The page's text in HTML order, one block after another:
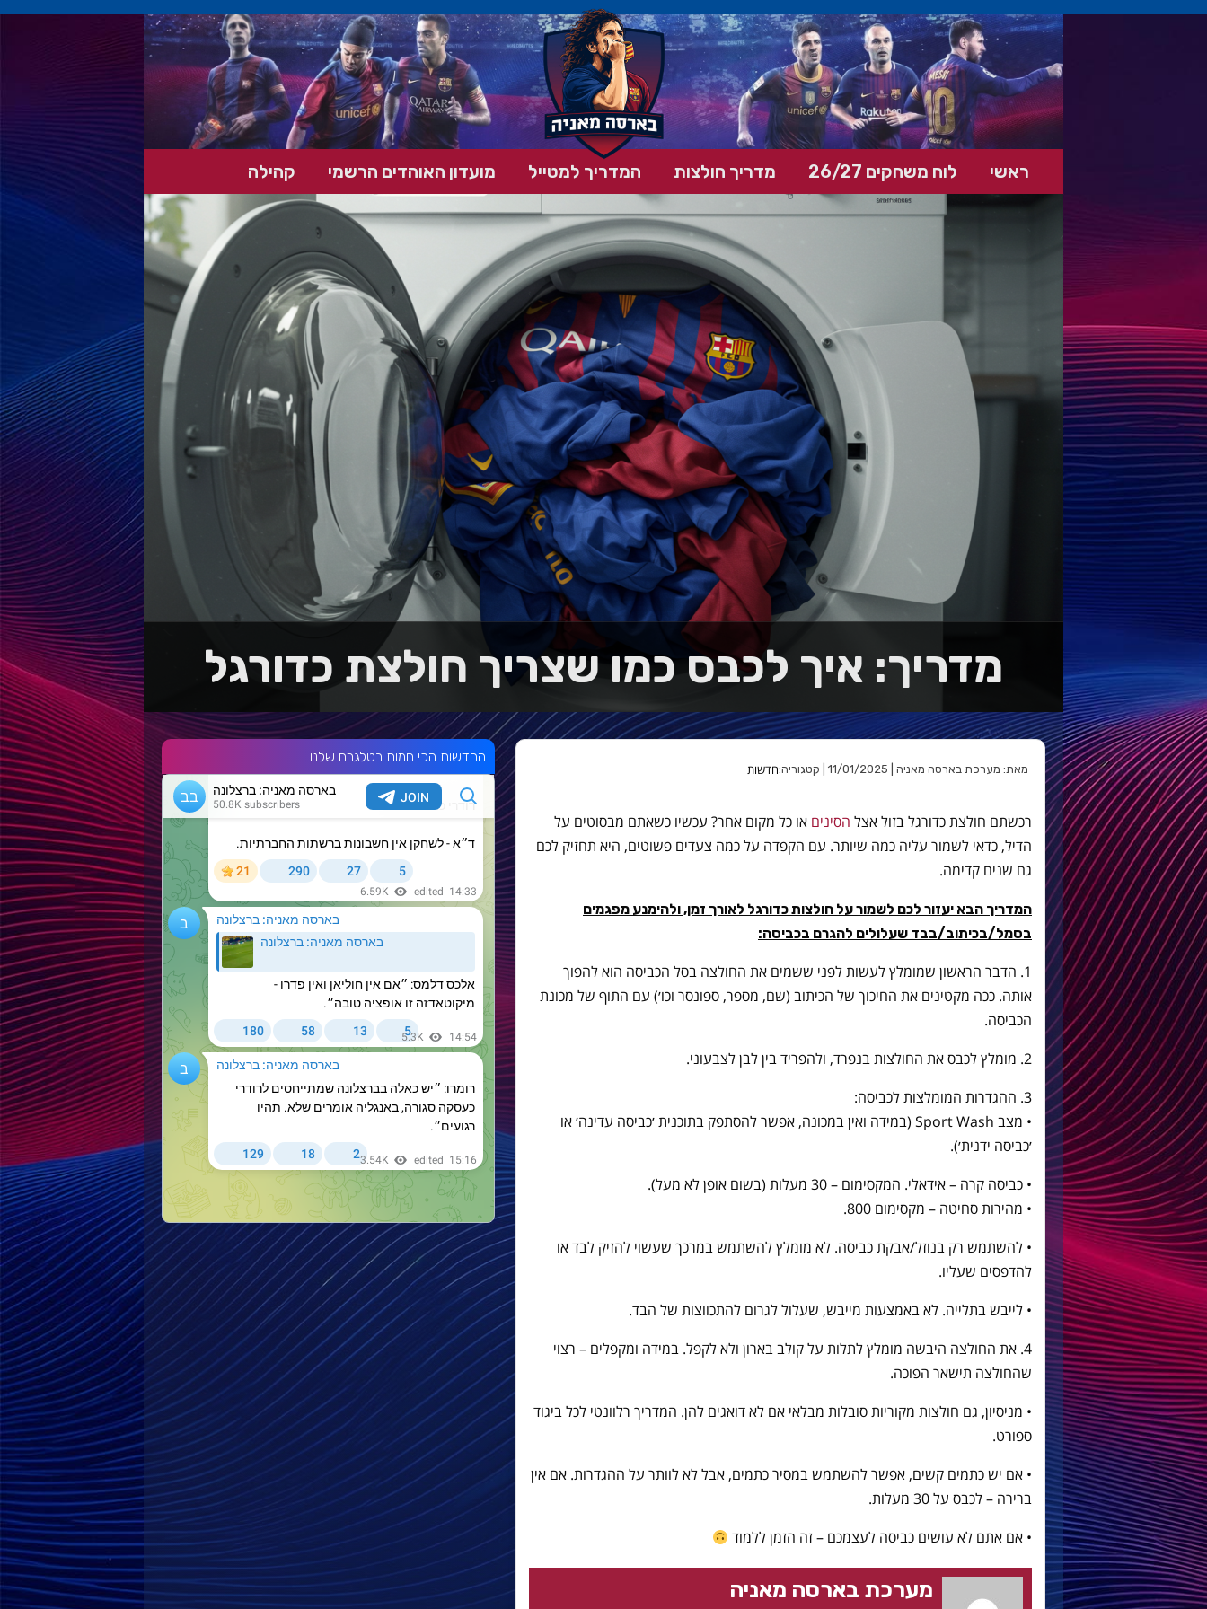
ראשי לוח משחקים 26/27 מדריך חולצות המדריך למטייל מועדון האוהדים הרשמי קהילה
מדריך: איך לכבס כמו שצריך חולצת כדורגל
מאת: מערכת בארסה מאניה | 11/01/2025 | קטגוריה: חדשות
רכשתם חולצת כדורגל בזול אצל הסינים או כל מקום אחר? עכשיו כשאתם מבסוטים על
הדיל, כדאי לשמור עליה כמה שיותר. עם הקפדה על כמה צעדים פשוטים, היא תחזיק לכם
גם שנים קדימה.
המדריך הבא יעזור לכם לשמור על חולצות כדורגל לאורך זמן, ולהימנע מפגמים
בסמל/בכיתוב/בבד שעלולים להגרם בכביסה:
1. הדבר הראשון שמומלץ לעשות לפני ששמים את החולצה בסל הכביסה הוא להפוך
אותה. ככה מקטינים את החיכוך של הכיתוב (שם, מספר, ספונסר וכו׳) עם התוף של מכונת
הכביסה.
2. מומלץ לכבס את החולצות בנפרד, ולהפריד בין לבן לצבעוני.
3. ההגדרות המומלצות לכביסה:
• מצב Sport Wash (במידה ואין במכונה, אפשר להסתפק בתוכנית ׳כביסה עדינה׳ או
׳כביסה ידנית׳).
• כביסה קרה – אידאלי. המקסימום – 30 מעלות (בשום אופן לא מעל).
• מהירות סחיטה – מקסימום 800.
• להשתמש רק בנוזל/אבקת כביסה. לא מומלץ להשתמש במרכך שעשוי להזיק לבד או
להדפסים שעליו.
• לייבש בתלייה. לא באמצעות מייבש, שעלול לגרום להתכווצות של הבד.
4. את החולצה היבשה מומלץ לתלות על קולב בארון ולא לקפל. במידה ומקפלים – רצוי
שהחולצה תישאר הפוכה.
• מניסיון, גם חולצות מקוריות סובלות מבלאי אם לא דואגים להן. המדריך רלוונטי לכל ביגוד
ספורט.
• אם יש כתמים קשים, אפשר להשתמש במסיר כתמים, אבל לא לוותר על ההגדרות. אם אין
ברירה – לכבס על 30 מעלות.
• אם אתם לא עושים כביסה לעצמכם – זה הזמן ללמוד
מערכת בארסה מאניה
החדשות הכי חמות בטלגרם שלנו